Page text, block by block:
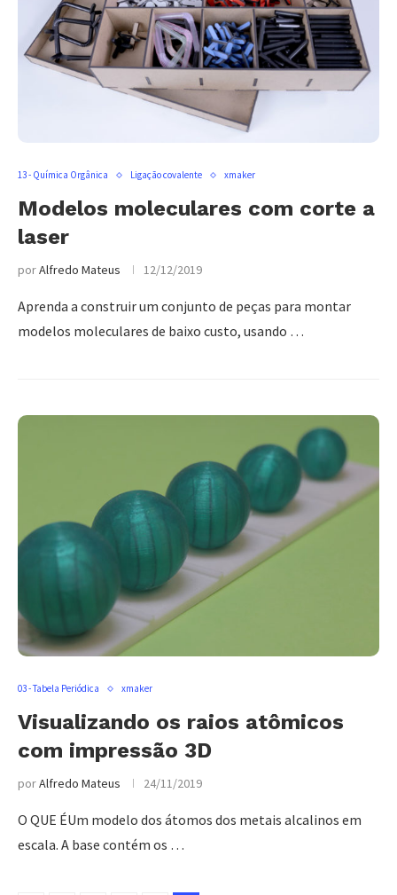
13 - Química Orgânica Ligação covalente xmaker
Modelos moleculares com corte a
laser
porAlfredo Mateus 12/12/2019
Aprenda a construir um conjunto de peças para montar
modelos moleculares de baixo custo, usando …
03 - Tabela Periódica xmaker
Visualizando os raios atômicos
com impressão 3D
porAlfredo Mateus 24/11/2019
O QUE ÉUm modelo dos átomos dos metais alcalinos em
escala. A base contém os …